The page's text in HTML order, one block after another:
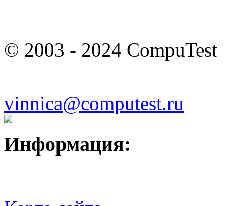
© 2003 - 2024 CompuTest
vinnica@computest.ru
Информация: